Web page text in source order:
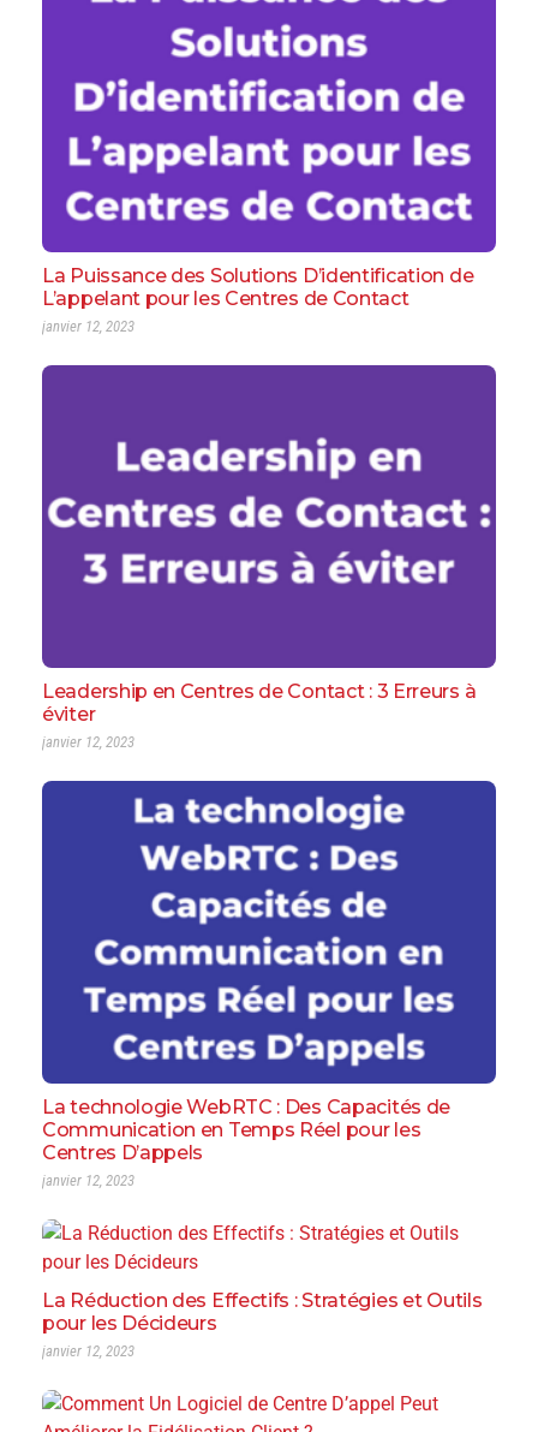
La Puissance des Solutions D’identification de
L’appelant pour les Centres de Contact
janvier 12, 2023
Leadership en Centres de Contact : 3 Erreurs à
éviter
janvier 12, 2023
La technologie WebRTC : Des Capacités de
Communication en Temps Réel pour les
Centres D’appels
janvier 12, 2023
La Réduction des Effectifs : Stratégies et Outils
pour les Décideurs
janvier 12, 2023